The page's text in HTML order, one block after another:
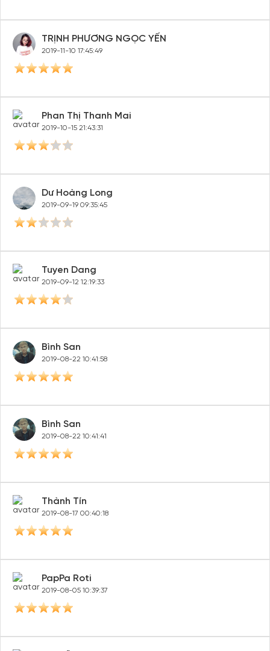
TRỊNH PHƯƠNG NGỌC YẾN
2019-11-10 17:45:49
Phan Thị Thanh Mai
2019-10-15 21:43:31
Dư Hoàng Long
2019-09-19 09:35:45
Tuyen Dang
2019-09-12 12:19:33
Bình San
2019-08-22 10:41:58
Bình San
2019-08-22 10:41:41
Thành Tín
2019-08-17 00:40:18
PapPa Roti
2019-08-05 10:39:37